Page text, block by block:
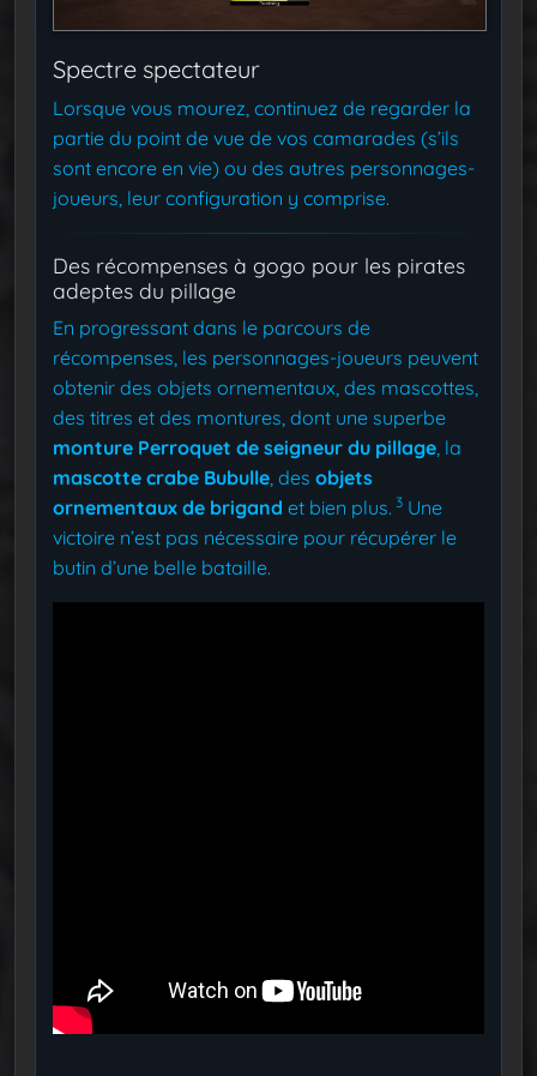
Spectre spectateur
Lorsque vous mourez, continuez de regarder la
partie du point de vue de vos camarades (s’ils
sont encore en vie) ou des autres personnages-
joueurs, leur configuration y comprise.
Des récompenses à gogo pour les pirates
adeptes du pillage
En progressant dans le parcours de
récompenses, les personnages-joueurs peuvent
obtenir des objets ornementaux, des mascottes,
des titres et des montures, dont une superbe
monture Perroquet de seigneur du pillage , la
mascotte crabe Bubulle , des objets
ornementaux de brigand et bien plus. 3 Une
victoire n’est pas nécessaire pour récupérer le
butin d’une belle bataille.